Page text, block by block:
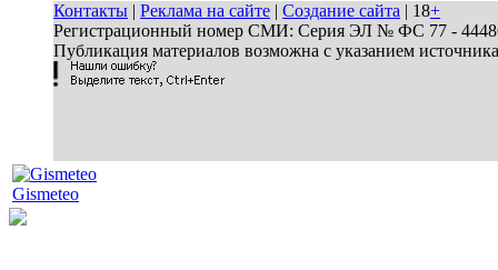
Контакты | Реклама на сайте | Создание сайта | 18+
Регистрационный номер СМИ: Серия ЭЛ № ФС 77 - 44486
Публикация материалов возможна с указанием
Gismeteo